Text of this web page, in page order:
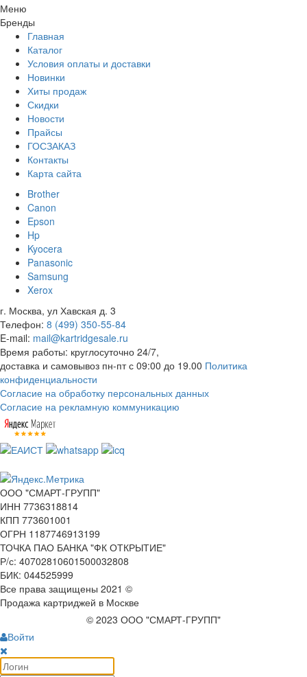
Меню
Бренды
Главная
Каталог
Условия оплаты и доставки
Новинки
Хиты продаж
Скидки
Новости
Прайсы
ГОСЗАКАЗ
Контакты
Карта сайта
Brother
Canon
Epson
Hp
Kyocera
Panasonic
Samsung
Xerox
г. Москва, ул Хавская д. 3
Телефон: 8 (499) 350-55-84
E-mail: mail@kartridgesale.ru
Время работы: круглосуточно 24/7,
доставка и самовывоз пн-пт с 09:00 до 19.00 Политика
конфиденциальности
Согласие на обработку персональных данных
Согласие на рекламную коммуникацию
ООО "СМАРТ-ГРУПП"
ИНН 7736318814
КПП 773601001
ОГРН 1187746913199
ТОЧКА ПАО БАНКА "ФК ОТКРЫТИЕ"
Р/с: 40702810601500032808
БИК: 044525999
Все права защищены 2021 ©
Продажа картриджей в Москве
© 2023 ООО "СМАРТ-ГРУПП"
Войти